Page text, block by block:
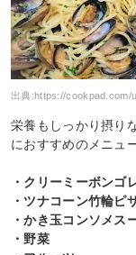
出典:https://cookpad.com/
栄養もしっかり摂り
におすすめのメニュ
・クリーミーボンゴ
・ツナコーン竹輪ピ
・かき玉コンソメス
・野菜